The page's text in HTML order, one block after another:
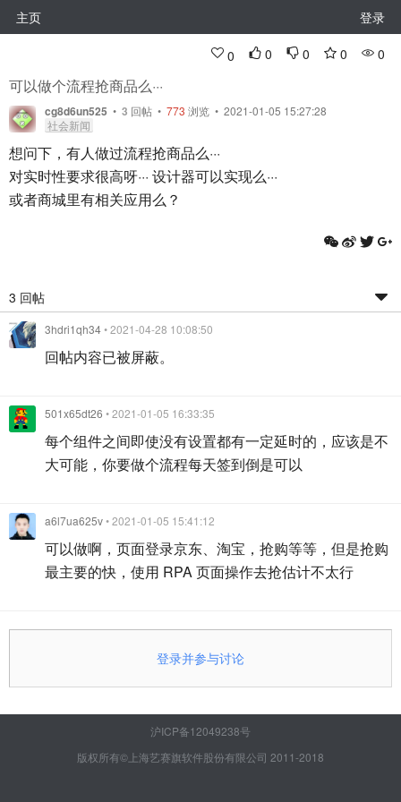
主页 登录
0 0 0 0 0
可以做个流程抢商品么···
cg8d6un525 • 3 回帖 • 773 浏览 • 2021-01-05 15:27:28
社会新闻
想问下，有人做过流程抢商品么···
对实时性要求很高呀··· 设计器可以实现么···
或者商城里有相关应用么？
3 回帖
3hdri1qh34• 2021-04-28 10:08:50
回帖内容已被屏蔽。
501x65dt26 • 2021-01-05 16:33:35
每个组件之间即使没有设置都有一定延时的，应该是不
大可能，你要做个流程每天签到倒是可以
a6l7ua625v• 2021-01-05 15:41:12
可以做啊，页面登录京东、淘宝，抢购等等，但是抢购
最主要的快，使用 RPA 页面操作去抢估计不太行
登录并参与讨论
沪ICP备12049238号
版权所有©上海艺赛旗软件股份有限公司 2011-2018